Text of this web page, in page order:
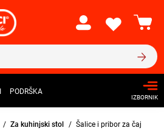
PODRŠKA
IZBORNIK
Za kuhinjski stol Šalice i pribor za čaj